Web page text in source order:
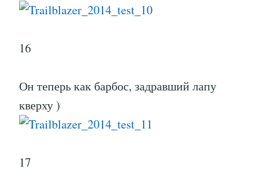
16
Он теперь как барбос, задравший лапу
кверху )
17